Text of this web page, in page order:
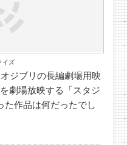
イズ
ジブリの長編劇場用映
劇場放映する「スタジ
た作品は何だったでし